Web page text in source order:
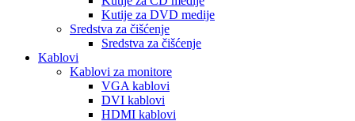
Kutije za DVD medije
Sredstva za čišćenje
Sredstva za čišćenje
Kablovi
Kablovi za monitore
VGA kablovi
DVI kablovi
HDMI kablovi